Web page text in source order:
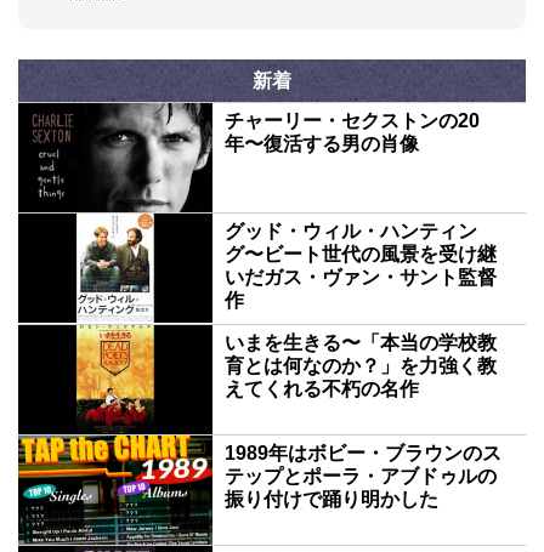
新着
チャーリー・セクストンの20
年〜復活する男の肖像
グッド・ウィル・ハンティン
グ〜ビート世代の風景を受け継
いだガス・ヴァン・サント監督
作
いまを生きる〜「本当の学校教
育とは何なのか？」を力強く教
えてくれる不朽の名作
1989年はボビー・ブラウンのス
テップとポーラ・アブドゥルの
振り付けで踊り明かした